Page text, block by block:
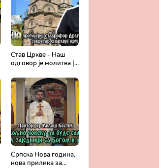
Став Цркве - Наш
одговор је молитва |
крушевачке, отац
Драги Вешковац
Српска Нова година,
нова прилика за